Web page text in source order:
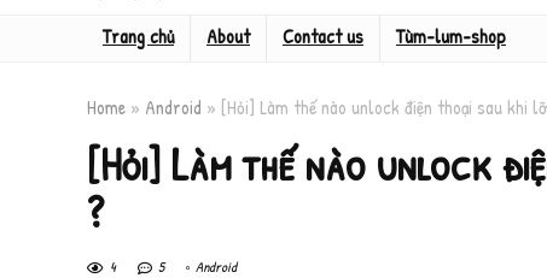
Trang chủ About Contact us Tùm-lum-shop
Home » Android » [Hỏi] Làm thế nào unlock điện thoại sau khi
[Hỏi] Làm thế nào unlock
?
4 5 Android